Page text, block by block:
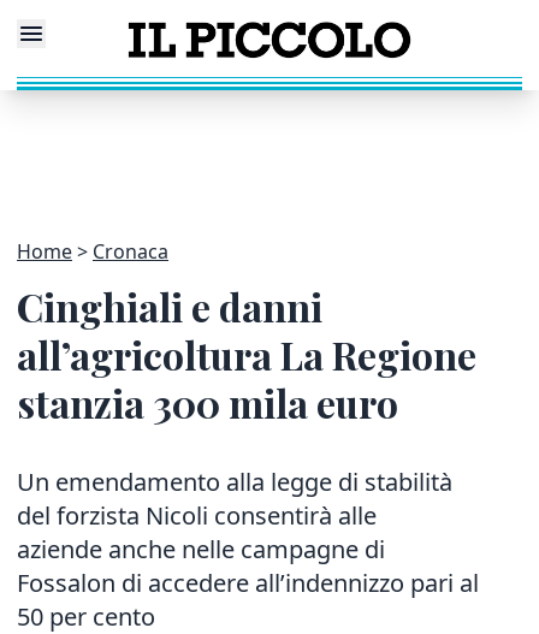
Home Cronaca
Cinghiali e danni
all’agricoltura La Regione
stanzia 300 mila euro
Un emendamento alla legge di stabilità
del forzista Nicoli consentirà alle
aziende anche nelle campagne di
Fossalon di accedere all’indennizzo pari al
50 per cento